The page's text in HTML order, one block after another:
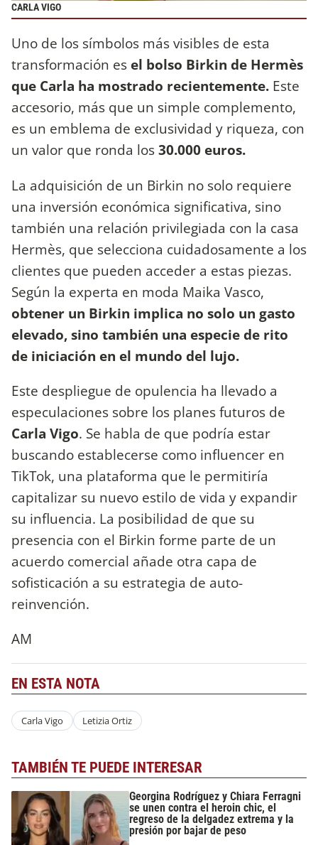
CARLA VIGO
Uno de los símbolos más visibles de esta
transformación es el bolso Birkin de Hermès
que Carla ha mostrado recientemente. Este
accesorio, más que un simple complemento,
es un emblema de exclusividad y riqueza, con
un valor que ronda los30.000 euros.
La adquisición de un Birkin no solo requiere
una inversión económica significativa, sino
también una relación privilegiada con la casa
Hermès, que selecciona cuidadosamente a los
clientes que pueden acceder a estas piezas.
Según la experta en moda Maika Vasco,
obtener un Birkin implica no solo un gasto
elevado, sino también una especie de rito
de iniciación en el mundo del lujo.
Este despliegue de opulencia ha llevado a
especulaciones sobre los planes futuros de
Carla Vigo. Se habla de que podría estar
buscando establecerse como influencer en
TikTok, una plataforma que le permitiría
capitalizar su nuevo estilo de vida y expandir
su influencia. La posibilidad de que su
presencia con el Birkin forme parte de un
acuerdo comercial añade otra capa de
sofisticación a su estrategia de auto-
reinvención.
AM
EN ESTA NOTA
Carla Vigo Letizia Ortiz
TAMBIÉN TE PUEDE INTERESAR
Georgina Rodríguez y Chiara Ferragni
se unen contra el heroin chic, el
regreso de la delgadez extrema y la
presión por bajar de peso